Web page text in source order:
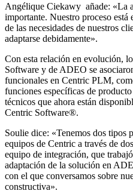
Angélique Ciekawy añade: «La
importante. Nuestro proceso
de las necesidades de nuestros
adaptarse debidamente».
Con esta relación en evolución,
Software y de ADEO se
funcionales en Centric PLM,
funciones específicas de
técnicos que ahora están
Centric Software®.
Soulie dice: «Tenemos dos tipos
equipos de Centric a través de
equipo de integración, que
adaptación de la solución en
con el que conversamos sobre
constructiva».